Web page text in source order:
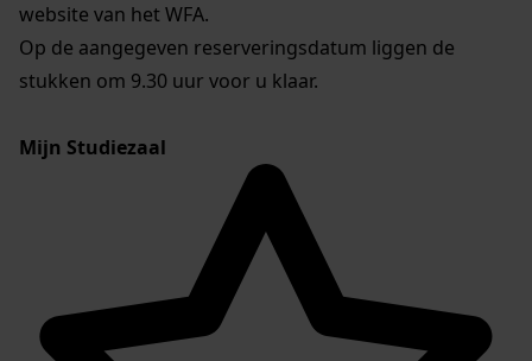
website van het WFA.
Op de aangegeven reserveringsdatum liggen de
stukken om 9.30 uur voor u klaar.
Mijn Studiezaal